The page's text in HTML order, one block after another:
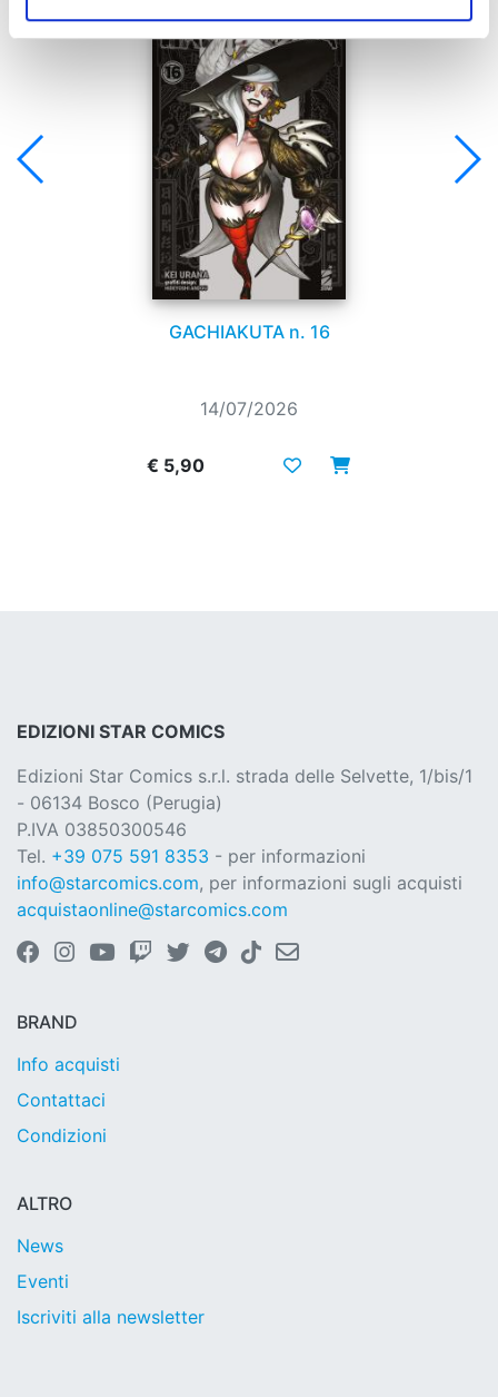
GACHIAKUTA n. 16
14/07/2026
€ 5,90
EDIZIONI STAR COMICS
Edizioni Star Comics s.r.l. strada delle Selvette, 1/bis/1
- 06134 Bosco (Perugia)
P.IVA 03850300546
Tel. +39 075 591 8353 - per informazioni
info@starcomics.com, per informazioni sugli acquisti
acquistaonline@starcomics.com
BRAND
Info acquisti
Contattaci
Condizioni
ALTRO
News
Eventi
Iscriviti alla newsletter